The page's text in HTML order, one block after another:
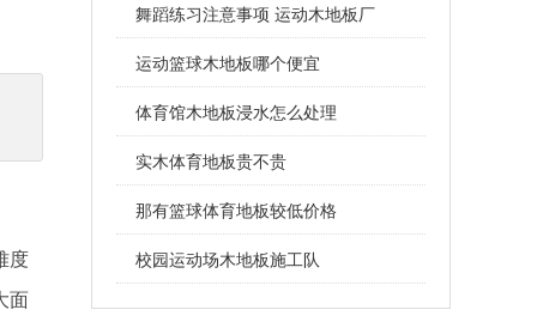
度
面
舞蹈练习注意事项 运动木地板厂
运动篮球木地板哪个便宜
体育馆木地板浸水怎么处理
实木体育地板贵不贵
那有篮球体育地板较低价格
校园运动场木地板施工队